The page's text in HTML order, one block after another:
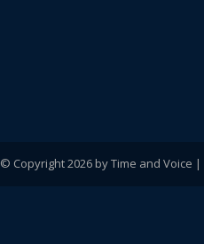
© Copyright 2026 by Time and Voice |